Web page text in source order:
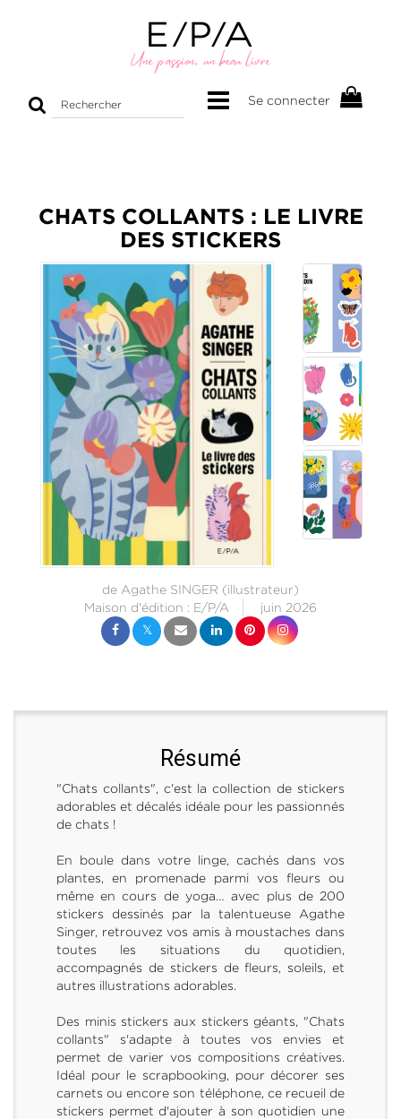
Rechercher
Se connecter
CHATS COLLANTS : LE LIVRE
DES STICKERS
de Agathe SINGER (illustrateur)
Maison d'édition : E/P/A juin 2026
Résumé
"Chats collants", c'est la collection de stickers
adorables et décalés idéale pour les passionnés
de chats !
En boule dans votre linge, cachés dans vos
plantes, en promenade parmi vos fleurs ou
même en cours de yoga… avec plus de 200
stickers dessinés par la talentueuse Agathe
Singer, retrouvez vos amis à moustaches dans
toutes les situations du quotidien,
accompagnés de stickers de fleurs, soleils, et
autres illustrations adorables.
Des minis stickers aux stickers géants, "Chats
collants" s'adapte à toutes vos envies et
permet de varier vos compositions créatives.
Idéal pour le scrapbooking, pour décorer ses
carnets ou encore son téléphone, ce recueil de
stickers permet d'ajouter à son quotidien une